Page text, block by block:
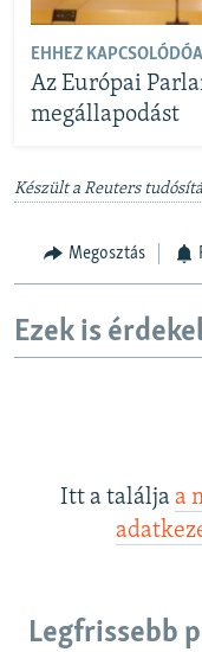
EHHEZ
Az Európai
megállapodást
Készült a Reuters
Megosztás
Ezek is
Itt a találja a
Legfrissebb